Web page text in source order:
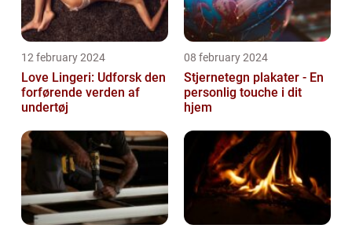
12 february 2024
Love Lingeri: Udforsk den
forførende verden af
undertøj
08 february 2024
Stjernetegn plakater - En
personlig touche i dit
hjem